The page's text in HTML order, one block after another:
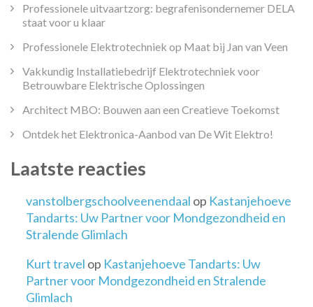
Professionele uitvaartzorg: begrafenisondernemer DELA
staat voor u klaar
Professionele Elektrotechniek op Maat bij Jan van Veen
Vakkundig Installatiebedrijf Elektrotechniek voor
Betrouwbare Elektrische Oplossingen
Architect MBO: Bouwen aan een Creatieve Toekomst
Ontdek het Elektronica-Aanbod van De Wit Elektro!
Laatste reacties
vanstolbergschoolveenendaal op Kastanjehoeve
Tandarts: Uw Partner voor Mondgezondheid en
Stralende Glimlach
Kurt travel op Kastanjehoeve Tandarts: Uw
Partner voor Mondgezondheid en Stralende
Glimlach